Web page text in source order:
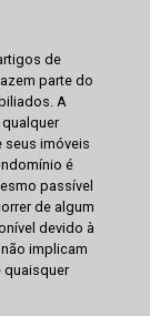
de
parte do
A
seus imóveis
é
passível
de algum
devido à
implicam
quaisquer